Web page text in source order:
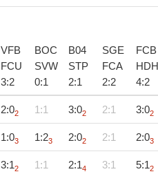
VFB
FCU
3:2
BOC
SVW
0:1
B04
STP
2:1
SGE
FCA
2:2
FCB
HDH
4:2
2:02 1:1 3:02 2:1 3:02
1:03 1:23 2:02 2:1 2:03
3:12 1:1 2:14 3:1 5:12